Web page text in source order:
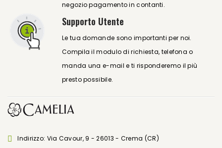
negozio pagamento in contanti.
Supporto Utente
Le tua domande sono importanti per noi.
Compila il modulo di richiesta, telefona o
manda una e-mail e ti risponderemo il più
presto possibile.
Indirizzo: Via Cavour, 9 - 26013 - Crema (CR)